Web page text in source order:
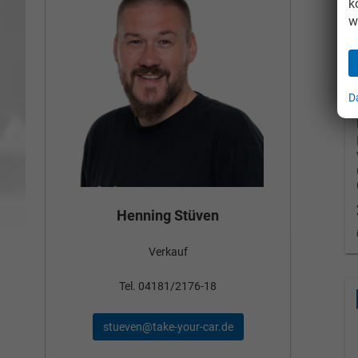
Henning Stüven
Verkauf
Tel. 04181/2176-18
stueven@take-your-car.de